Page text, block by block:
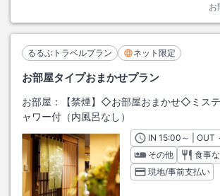
お
るるぶトラベルプラン ネット限定
お部屋タイプおまかせプラン
お部屋： 【禁煙】◇お部屋おまかせ◇ミス
ャワー付（内風呂なし）
INチェックイン
15:00 ～ | OUT
その他
食事
現地/事前支払い